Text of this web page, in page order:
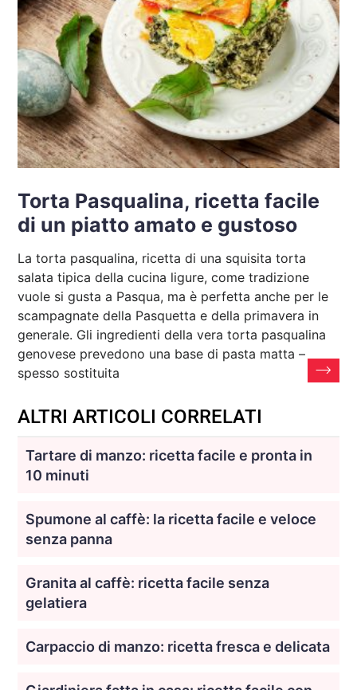
Torta Pasqualina, ricetta facile
di un piatto amato e gustoso
La torta pasqualina, ricetta di una squisita torta
salata tipica della cucina ligure, come tradizione
vuole si gusta a Pasqua, ma è perfetta anche per le
scampagnate della Pasquetta e della primavera in
generale. Gli ingredienti della vera torta pasqualina
genovese prevedono una base di pasta matta –
spesso sostituita
ALTRI ARTICOLI CORRELATI
Tartare di manzo: ricetta facile e pronta in
10 minuti
Spumone al caffè: la ricetta facile e veloce
senza panna
Granita al caffè: ricetta facile senza
gelatiera
Carpaccio di manzo: ricetta fresca e delicata